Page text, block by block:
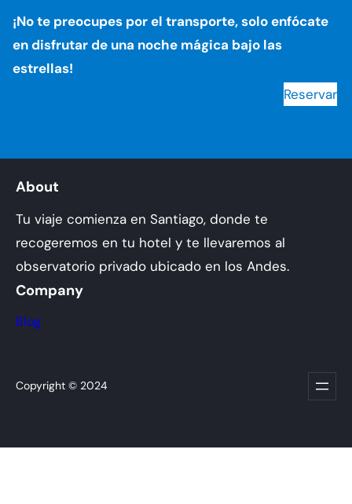
¡No te preocupes por el transporte, solo enfócate
en disfrutar de una noche mágica bajo las
estrellas!
Reservar
About
Tu viaje comienza en Santiago, donde te
recogeremos en tu hotel y te llevaremos al
observatorio privado ubicado en los Andes.
Company
Blog
Copyright © 2024